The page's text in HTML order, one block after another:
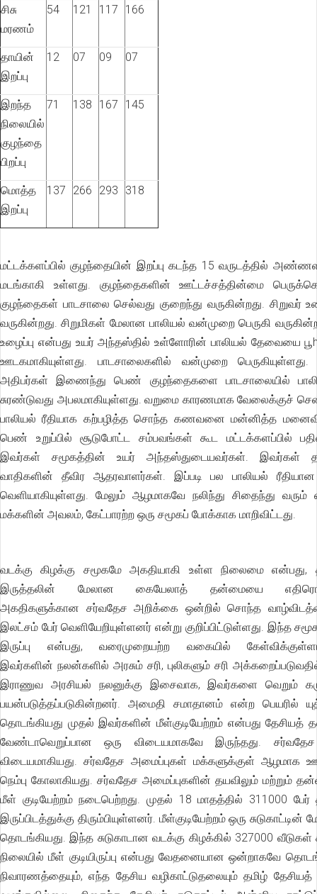
சிசு
மரணம்
54 121 117 166
தாயின்
இறப்பு
12 07 09 07
இறந்த
நிலையில்
குழந்தை
பிறப்பு
71 138 167 145
மொத்த
இறப்பு
137 266 293 318
மட்டக்களப்பில் குழந்தையின் இறப்பு கடந்த 15 வருடத்தில்
மடங்காகி உள்ளது. குழந்தைகளின் ஊட்டச்சத்தின்மை
குழந்தைகள் பாடசாலை செல்வது குறைந்து வருகின்றது. சிறுவர்
வருகின்றது. சிறுமிகள் மேலான பாலியல் வன்முறை பெருகி
உழைப்பு என்பது உயர் அந்தஸ்தில் உள்ளோரின் பாலியல் தேவையை
ஊடகமாகியுள்ளது. பாடசாலைகளில் வன்முறை பெருகியுள்ளது.
அதிபர்கள் இணைந்து பெண் குழந்தைகளை பாடசாலையில்
சுரண்டுவது அபலமாகியுள்ளது. வறுமை காரணமாக வேலைக்குச்
பாலியல் ரீதியாக கற்பழித்த சொந்த கணவனை மன்னித்த மனைவி,
பெண் உறுப்பில் சூடுபோட்ட சம்பவங்கள் கூட மட்டக்களப்பில்
இவர்கள் சமூகத்தின் உயர் அந்தஸ்துடையவர்கள். இவர்கள்
வாதிகளின் தீவிர ஆதரவாளர்கள். இப்படி பல பாலியல்
வெளியாகியுள்ளது. மேலும் ஆழமாகவே நலிந்து சிதைந்து
மக்களின் அவலம், கேட்பாரற்ற ஒரு சமூகப் போக்காக மாறிவிட்டது.
வடக்கு கிழக்கு சமூகமே அகதியாகி உள்ள நிலைமை என்பது,
இருத்தலின் மேலான கையேலாத் தன்மையை
அகதிகளுக்கான சர்வதேச அறிக்கை ஒன்றில் சொந்த
இலட்சம் பேர் வெளியேறியுள்ளனர் என்று குறிப்பிட்டுள்ளது. இந்த
இருப்பு என்பது, வரைமுறையற்ற வகையில்
இவர்களின் நலன்களில் அரசும் சரி, புலிகளும் சரி
இராணுவ அரசியல் நலனுக்கு இசைவாக, இவர்களை வெறும்
பயன்படுத்தப்படுகின்றனர். அமைதி சமாதானம் என்ற பெயரில்
தொடங்கியது முதல் இவர்களின் மீள்குடியேற்றம் என்பது தேசியத்
வேண்டாவெறுப்பான ஒரு விடையமாகவே இருந்தது. சர்வதேச
விடையமாகியது. சர்வதேச அமைப்புகள் மக்களுக்குள் ஆழமாக
நெம்பு கோலாகியது. சர்வதேச அமைப்புகளின் தயவிலும் மற்றும்
மீள் குடியேற்றம் நடைபெற்றது. முதல் 18 மாதத்தில் 311000
இருப்பிடத்துக்கு திரும்பியுள்ளனர். மீள்குடியேற்றம் ஒரு
தொடங்கியது. இந்த சுடுகாடான வடக்கு கிழக்கில் 327000
நிலையில் மீள் குடியிருப்பு என்பது வேதனையான ஒன்றாகவே
நிவாரணத்தையும், எந்த தேசிய வழிகாட்டுதலையும் தமிழ்